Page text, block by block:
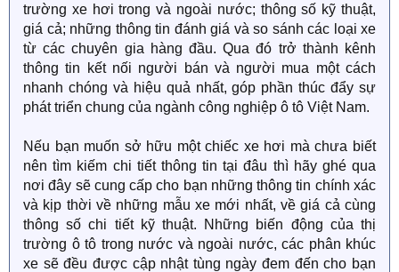
trường xe hơi trong và ngoài nước; thông số kỹ thuật,
giá cả; những thông tin đánh giá và so sánh các loại xe
từ các chuyên gia hàng đầu. Qua đó trở thành kênh
thông tin kết nối người bán và người mua một cách
nhanh chóng và hiệu quả nhất, góp phần thúc đẩy sự
phát triển chung của ngành công nghiệp ô tô Việt Nam.
Nếu bạn muốn sở hữu một chiếc xe hơi mà chưa biết
nên tìm kiếm chi tiết thông tin tại đâu thì hãy ghé qua
nơi đây sẽ cung cấp cho bạn những thông tin chính xác
và kịp thời về những mẫu xe mới nhất, về giá cả cùng
thông số chi tiết kỹ thuật. Những biến động của thị
trường ô tô trong nước và ngoài nước, các phân khúc
xe sẽ đều được cập nhật tùng ngày đem đến cho bạn